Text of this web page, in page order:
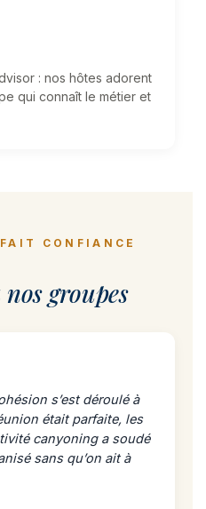
: nos hôtes adorent
qui connaît le métier et
CONFIANCE
groupes
s’est déroulé à
était parfaite, les
canyoning a soudé
sans qu’on ait à